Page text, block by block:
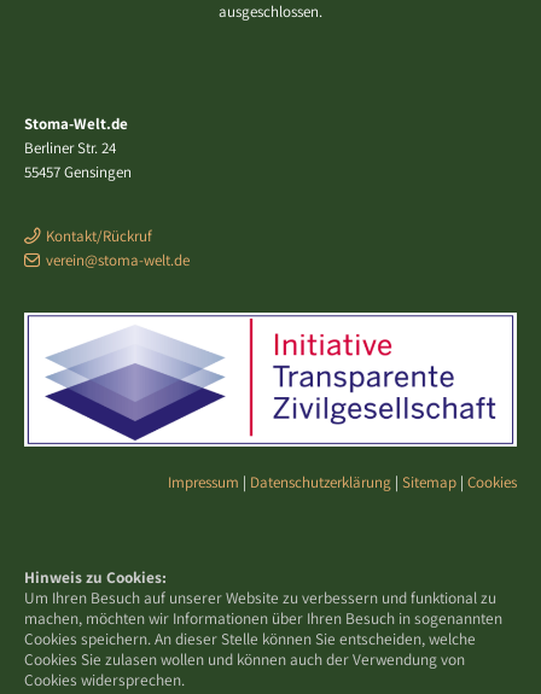
Hinweis zu Cookies:
Um Ihren Besuch auf unserer Website zu verbessern und funktional zu
machen, möchten wir Informationen über Ihren Besuch in sogenannten
Cookies speichern. An dieser Stelle können Sie entscheiden, welche
Cookies Sie zulasen wollen und können auch der Verwendung von
Cookies widersprechen.
ausgeschlossen.
Stoma-Welt.de
Berliner Str. 24
55457 Gensingen
Kontakt/Rückruf
verein@stoma-welt.de
Impressum | Datenschutzerklärung | Sitemap | Cookies